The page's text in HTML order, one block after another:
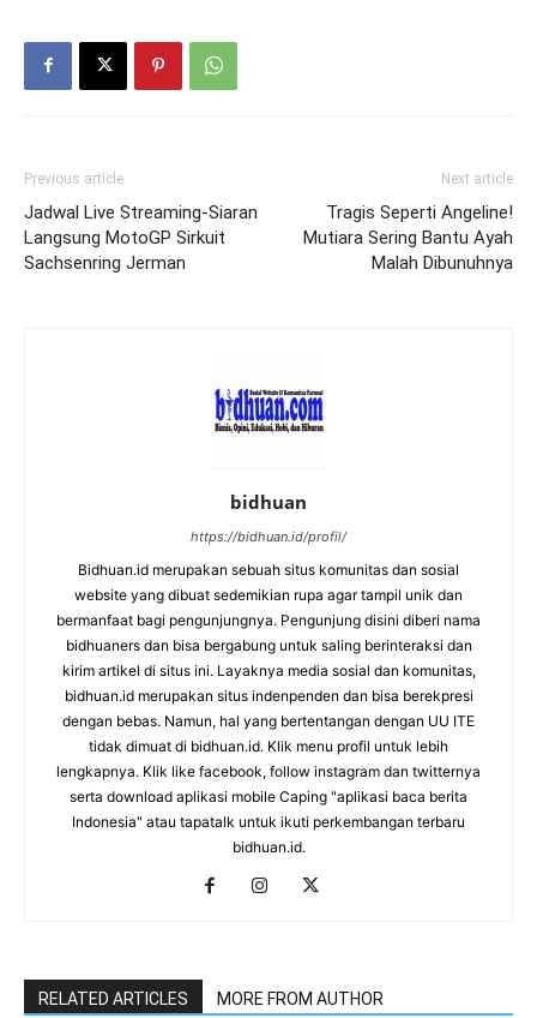
Previous article
Jadwal Live Streaming-Siaran
Langsung MotoGP Sirkuit
Sachsenring Jerman
Next article
Tragis Seperti Angeline!
Mutiara Sering Bantu Ayah
Malah Dibunuhnya
bidhuan
https://bidhuan.id/profil/
Bidhuan.id merupakan sebuah situs komunitas dan sosial
website yang dibuat sedemikian rupa agar tampil unik dan
bermanfaat bagi pengunjungnya. Pengunjung disini diberi nama
bidhuaners dan bisa bergabung untuk saling berinteraksi dan
kirim artikel di situs ini. Layaknya media sosial dan komunitas,
bidhuan.id merupakan situs indenpenden dan bisa berekpresi
dengan bebas. Namun, hal yang bertentangan dengan UU ITE
tidak dimuat di bidhuan.id. Klik menu profil untuk lebih
lengkapnya. Klik like facebook, follow instagram dan twitternya
serta download aplikasi mobile Caping "aplikasi baca berita
Indonesia" atau tapatalk untuk ikuti perkembangan terbaru
bidhuan.id.
RELATED ARTICLES MORE FROM AUTHOR